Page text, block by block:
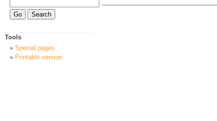
Tools
Special pages
Printable version